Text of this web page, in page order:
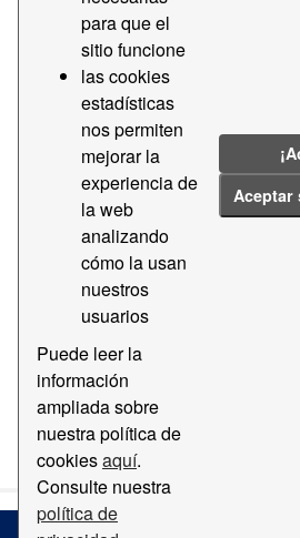
para que el
sitio funcione
las cookies
estadísticas
nos permiten
mejorar la
experiencia de
la web
analizando
cómo la usan
nuestros
usuarios
Puede leer la
información
ampliada sobre
nuestra política de
cookiesaquí.
Consulte nuestra
política de
Aceptar
1 conjunto de datos
Grupos: transparencia-
2022
Filtrar Resultados
Transparencia - Contratos
Datos de transparencia - Contratos
API(verAPI Docs ).